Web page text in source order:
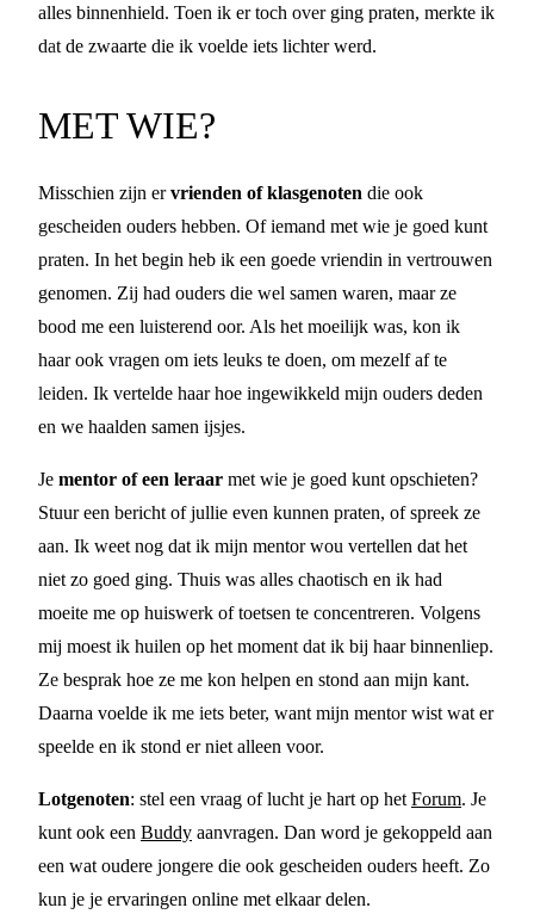
alles binnenhield. Toen ik er toch over ging praten, merkte ik
dat de zwaarte die ik voelde iets lichter werd.
MET WIE?
Misschien zijn ervrienden of klasgenoten die ook
gescheiden ouders hebben. Of iemand met wie je goed kunt
praten. In het begin heb ik een goede vriendin in vertrouwen
genomen. Zij had ouders die wel samen waren, maar ze
bood me een luisterend oor. Als het moeilijk was, kon ik
haar ook vragen om iets leuks te doen, om mezelf af te
leiden. Ik vertelde haar hoe ingewikkeld mijn ouders deden
en we haalden samen ijsjes.
Je mentor of een leraar met wie je goed kunt opschieten?
Stuur een bericht of jullie even kunnen praten, of spreek ze
aan. Ik weet nog dat ik mijn mentor wou vertellen dat het
niet zo goed ging. Thuis was alles chaotisch en ik had
moeite me op huiswerk of toetsen te concentreren. Volgens
mij moest ik huilen op het moment dat ik bij haar binnenliep.
Ze besprak hoe ze me kon helpen en stond aan mijn kant.
Daarna voelde ik me iets beter, want mijn mentor wist wat er
speelde en ik stond er niet alleen voor.
Lotgenoten: stel een vraag of lucht je hart op het Forum. Je
kunt ook een Buddy aanvragen. Dan word je gekoppeld aan
een wat oudere jongere die ook gescheiden ouders heeft. Zo
kun je je ervaringen online met elkaar delen.